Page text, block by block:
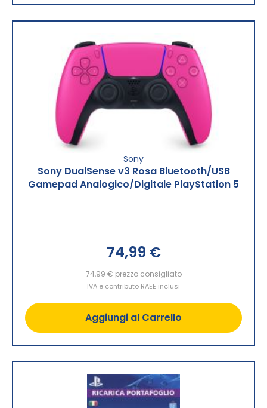
Sony
Sony DualSense v3 Rosa Bluetooth/USB
Gamepad Analogico/Digitale PlayStation 5
74,99 €
74,99 € prezzo consigliato
IVA e contributo RAEE inclusi
Aggiungi al Carrello